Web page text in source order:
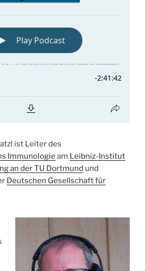
ist Leiter des
Immunologie am Leibniz-Institut
an der TU Dortmund und
Deutschen Gesellschaft für